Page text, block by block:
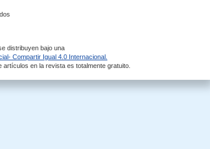
distribuyen bajo una
Compartir Igual 4.0 Internacional.
en la revista es totalmente gratuito.